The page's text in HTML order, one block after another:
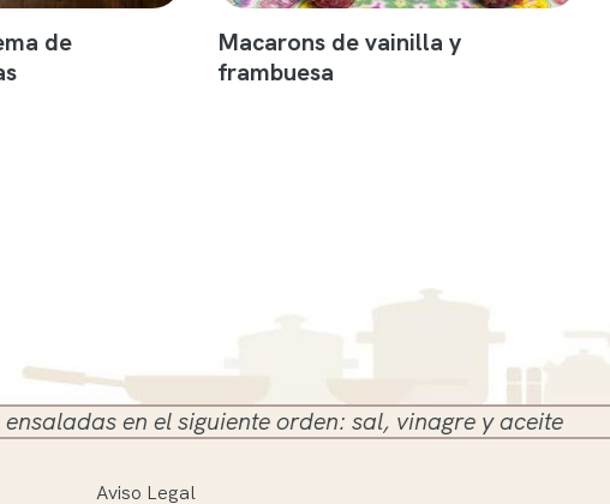
de
Macarons de vainilla y
frambuesa
en el siguiente orden: sal, vinagre y aceite
Aviso Legal